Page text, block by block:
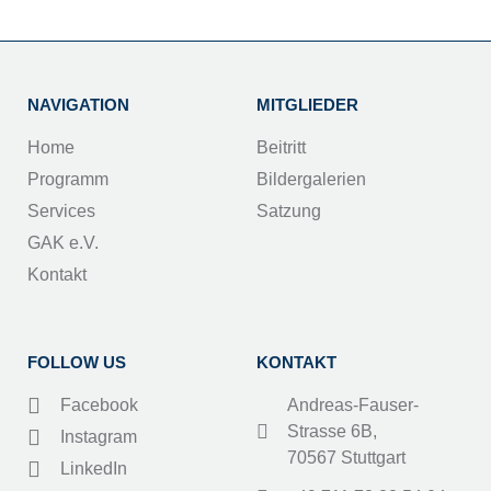
NAVIGATION
Home
Programm
Services
GAK e.V.
Kontakt
MITGLIEDER
Beitritt
Bildergalerien
Satzung
FOLLOW US
Facebook
Instagram
LinkedIn
KONTAKT
Andreas-Fauser-
Strasse 6B,
70567 Stuttgart